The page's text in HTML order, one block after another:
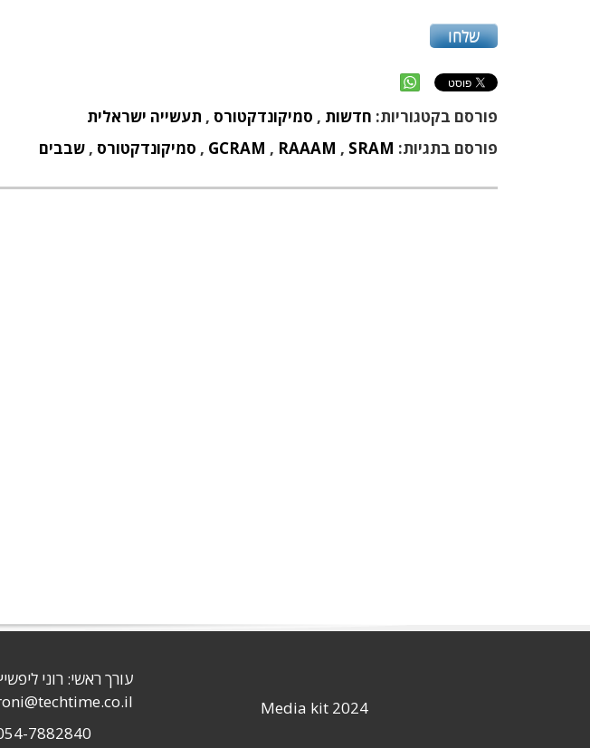
פורסם בקטגוריות: חדשות , סמיקונדקטורס , תעשייה ישראלית
פורסם בתגיות:
GCRAM , RAAAM , SRAM
, סמיקונדקטורס , שבבים
Media kit 2024
עורך ראשי: רוני
7882840